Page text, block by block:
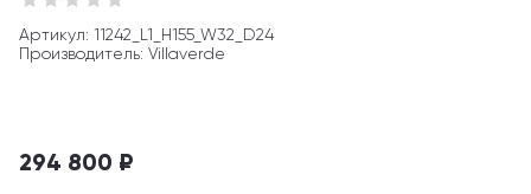
Артикул: 11242_L1_H155_W32_D24
Производитель: Villaverde
294 800 ₽